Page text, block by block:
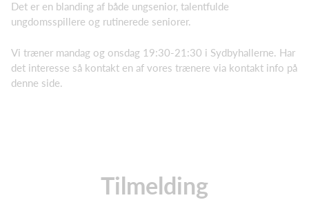
Det er en blanding af både ungsenior, talentfulde
ungdomsspillere og rutinerede seniorer.
Vi træner mandag og onsdag 19:30-21:30 i Sydbyhallerne. Har
det interesse så kontakt en af vores trænere via kontakt info på
denne side.
Tilmelding